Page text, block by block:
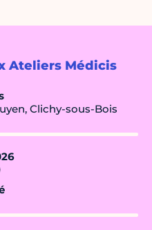
Ateliers Médicis
Clichy-sous-Bois